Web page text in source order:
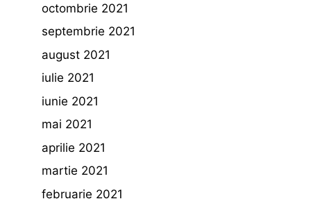
octombrie 2021
septembrie 2021
august 2021
iulie 2021
iunie 2021
mai 2021
aprilie 2021
martie 2021
februarie 2021